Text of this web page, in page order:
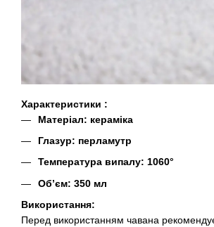
Характеристики :
Матеріал: кераміка
Глазур: перламутр
Температура випалу: 1060°
Об’єм: 350 мл
Використання:
Перед використанням чавана